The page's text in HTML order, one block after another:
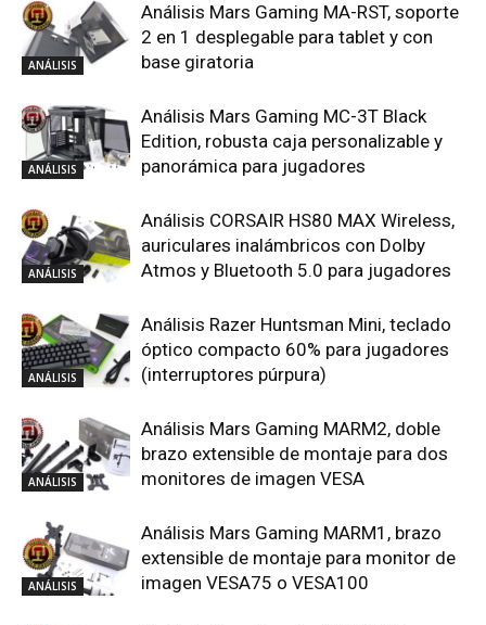
ANÁLISIS
Análisis Mars Gaming MA-RST, soporte
2 en 1 desplegable para tablet y con
base giratoria
ANÁLISIS
Análisis Mars Gaming MC-3T Black
Edition, robusta caja personalizable y
panorámica para jugadores
ANÁLISIS
Análisis CORSAIR HS80 MAX Wireless,
auriculares inalámbricos con Dolby
Atmos y Bluetooth 5.0 para jugadores
ANÁLISIS
Análisis Razer Huntsman Mini, teclado
óptico compacto 60% para jugadores
(interruptores púrpura)
ANÁLISIS
Análisis Mars Gaming MARM2, doble
brazo extensible de montaje para dos
monitores de imagen VESA
ANÁLISIS
Análisis Mars Gaming MARM1, brazo
extensible de montaje para monitor de
imagen VESA75 o VESA100